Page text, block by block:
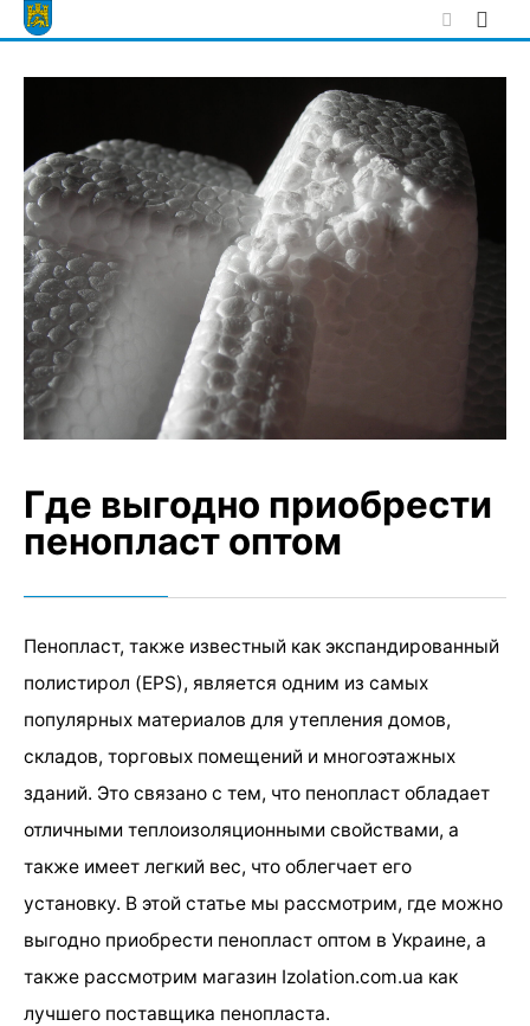
Skip
to
Где выгодно приобрести
пенопласт оптом
Пенопласт, также известный как экспандированный
полистирол (EPS), является одним из самых
популярных материалов для утепления домов,
складов, торговых помещений и многоэтажных
зданий. Это связано с тем, что пенопласт обладает
отличными теплоизоляционными свойствами, а
также имеет легкий вес, что облегчает его
установку. В этой статье мы рассмотрим, где можно
выгодно приобрести пенопласт оптом в Украине, а
также рассмотрим магазин Izolation.com.ua как
лучшего поставщика пенопласта.